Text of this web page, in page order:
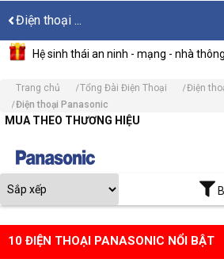
Điện thoại ...
Hệ sinh thái an ninh - mạng - nhà
Trang chủ Tổng Đài Điện Thoại
Điện
Điện thoại Panasonic
MUA THEO THƯƠNG HIỆU
10 ĐIỆN THOẠI PANASONIC NỔI BẬT